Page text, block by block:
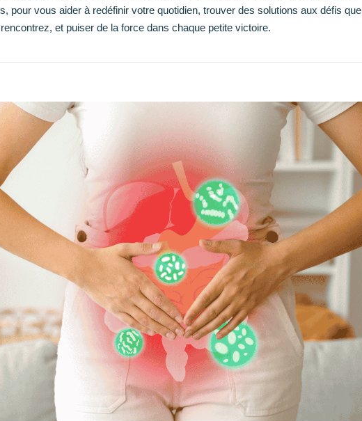
pour vous aider à redéfinir votre quotidien, trouver des solutions aux défis que
et puiser de la force dans chaque petite victoire.